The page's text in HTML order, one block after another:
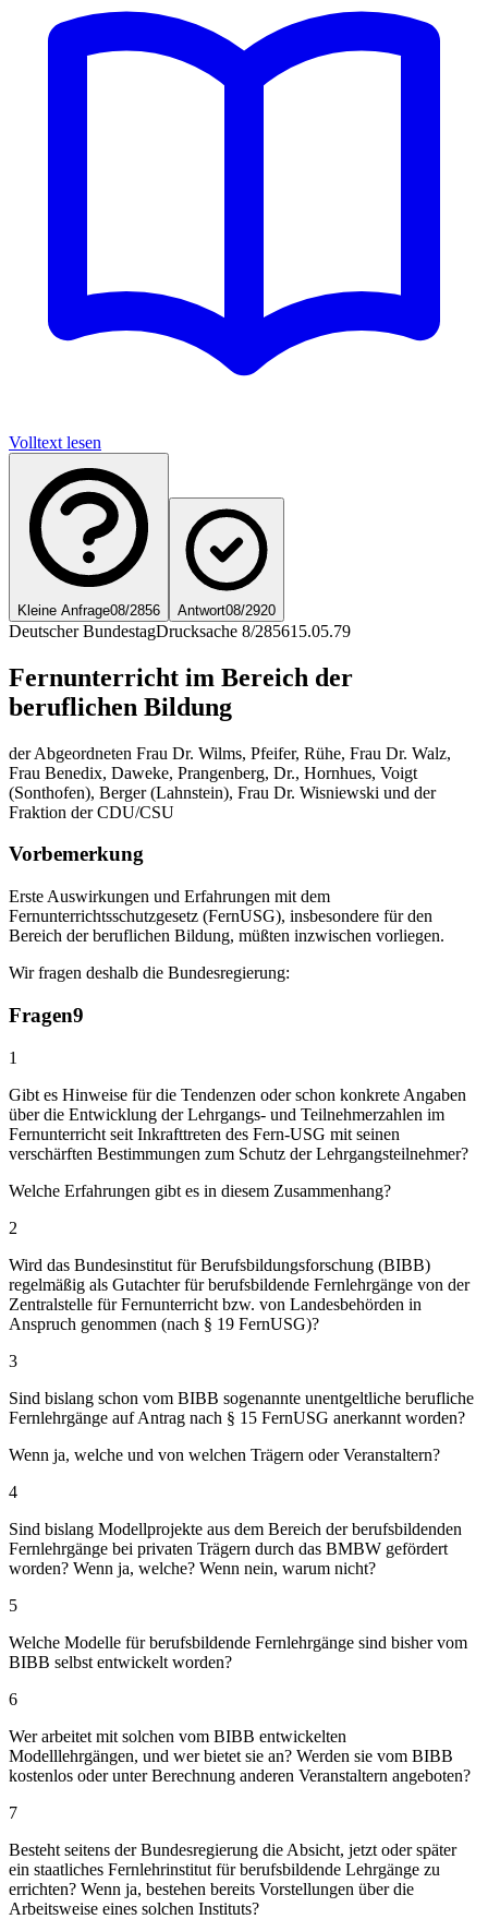
Volltext lesen
Kleine Anfrage08/2856 Antwort08/2920
Deutscher BundestagDrucksache 8/285615.05.79
Fernunterricht im Bereich der
beruflichen Bildung
der Abgeordneten Frau Dr. Wilms, Pfeifer, Rühe, Frau Dr. Walz,
Frau Benedix, Daweke, Prangenberg, Dr., Hornhues, Voigt
(Sonthofen), Berger (Lahnstein), Frau Dr. Wisniewski und der
Fraktion der CDU/CSU
Vorbemerkung
Erste Auswirkungen und Erfahrungen mit dem
Fernunterrichtsschutzgesetz (FernUSG), insbesondere für den
Bereich der beruflichen Bildung, müßten inzwischen vorliegen.
Wir fragen deshalb die Bundesregierung:
Fragen9
1
Gibt es Hinweise für die Tendenzen oder schon konkrete Angaben
über die Entwicklung der Lehrgangs- und Teilnehmerzahlen im
Fernunterricht seit Inkrafttreten des Fern-USG mit seinen
verschärften Bestimmungen zum Schutz der Lehrgangsteilnehmer?
Welche Erfahrungen gibt es in diesem Zusammenhang?
2
Wird das Bundesinstitut für Berufsbildungsforschung (BIBB)
regelmäßig als Gutachter für berufsbildende Fernlehrgänge von der
Zentralstelle für Fernunterricht bzw. von Landesbehörden in
Anspruch genommen (nach § 19 FernUSG)?
3
Sind bislang schon vom BIBB sogenannte unentgeltliche berufliche
Fernlehrgänge auf Antrag nach § 15 FernUSG anerkannt worden?
Wenn ja, welche und von welchen Trägern oder Veranstaltern?
4
Sind bislang Modellprojekte aus dem Bereich der berufsbildenden
Fernlehrgänge bei privaten Trägern durch das BMBW gefördert
worden? Wenn ja, welche? Wenn nein, warum nicht?
5
Welche Modelle für berufsbildende Fernlehrgänge sind bisher vom
BIBB selbst entwickelt worden?
6
Wer arbeitet mit solchen vom BIBB entwickelten
Modelllehrgängen, und wer bietet sie an? Werden sie vom BIBB
kostenlos oder unter Berechnung anderen Veranstaltern angeboten?
7
Besteht seitens der Bundesregierung die Absicht, jetzt oder später
ein staatliches Fernlehrinstitut für berufsbildende Lehrgänge zu
errichten? Wenn ja, bestehen bereits Vorstellungen über die
Arbeitsweise eines solchen Instituts?